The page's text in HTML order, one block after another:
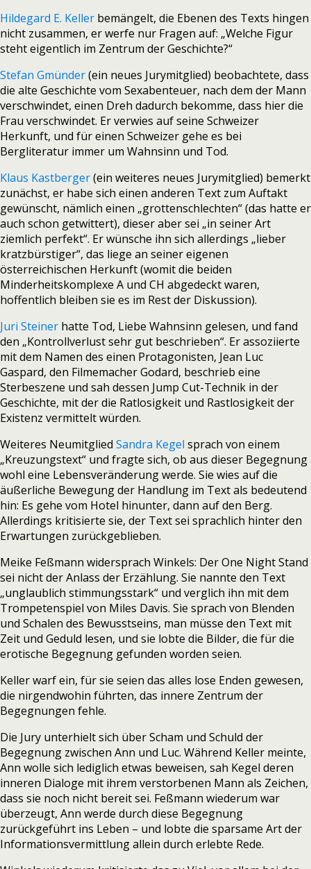
Hildegard E. Keller bemängelt, die Ebenen des Texts hingen
nicht zusammen, er werfe nur Fragen auf: „Welche Figur
steht eigentlich im Zentrum der Geschichte?“
Stefan Gmünder(ein neues Jurymitglied) beobachtete, dass
die alte Geschichte vom Sexabenteuer, nach dem der Mann
verschwindet, einen Dreh dadurch bekomme, dass hier die
Frau verschwindet. Er verwies auf seine Schweizer
Herkunft, und für einen Schweizer gehe es bei
Bergliteratur immer um Wahnsinn und Tod.
Klaus Kastberger(ein weiteres neues Jurymitglied) bemerkt
zunächst, er habe sich einen anderen Text zum Auftakt
gewünscht, nämlich einen „grottenschlechten“ (das hatte er
auch schon getwittert), dieser aber sei „in seiner Art
ziemlich perfekt“. Er wünsche ihn sich allerdings „lieber
kratzbürstiger“, das liege an seiner eigenen
österreichischen Herkunft (womit die beiden
Minderheitskomplexe A und CH abgedeckt waren,
hoffentlich bleiben sie es im Rest der Diskussion).
Juri Steiner hatte Tod, Liebe Wahnsinn gelesen, und fand
den „Kontrollverlust sehr gut beschrieben“. Er assoziierte
mit dem Namen des einen Protagonisten, Jean Luc
Gaspard, den Filmemacher Godard, beschrieb eine
Sterbeszene und sah dessen Jump Cut-Technik in der
Geschichte, mit der die Ratlosigkeit und Rastlosigkeit der
Existenz vermittelt würden.
Weiteres Neumitglied Sandra Kegel sprach von einem
„Kreuzungstext“ und fragte sich, ob aus dieser Begegnung
wohl eine Lebensveränderung werde. Sie wies auf die
äußerliche Bewegung der Handlung im Text als bedeutend
hin: Es gehe vom Hotel hinunter, dann auf den Berg.
Allerdings kritisierte sie, der Text sei sprachlich hinter den
Erwartungen zurückgeblieben.
Meike Feßmann widersprach Winkels: Der One Night Stand
sei nicht der Anlass der Erzählung. Sie nannte den Text
„unglaublich stimmungsstark“ und verglich ihn mit dem
Trompetenspiel von Miles Davis. Sie sprach von Blenden
und Schalen des Bewusstseins, man müsse den Text mit
Zeit und Geduld lesen, und sie lobte die Bilder, die für die
erotische Begegnung gefunden worden seien.
Keller warf ein, für sie seien das alles lose Enden gewesen,
die nirgendwohin führten, das innere Zentrum der
Begegnungen fehle.
Die Jury unterhielt sich über Scham und Schuld der
Begegnung zwischen Ann und Luc. Während Keller meinte,
Ann wolle sich lediglich etwas beweisen, sah Kegel deren
inneren Dialoge mit ihrem verstorbenen Mann als Zeichen,
dass sie noch nicht bereit sei. Feßmann wiederum war
überzeugt, Ann werde durch diese Begegnung
zurückgeführt ins Leben – und lobte die sparsame Art der
Informationsvermittlung allein durch erlebte Rede.